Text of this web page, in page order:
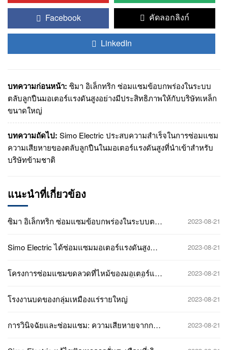
Facebook คัดลอกลิงก์
LinkedIn
บทความก่อนหน้า: ซิมา อิเล็กทริก ซ่อมแซมข้อบกพร่องในระบบ
ตลับลูกปืนมอเตอร์แรงดันสูงอย่างมีประสิทธิภาพให้กับบริษัทเหล็ก
ขนาดใหญ่
บทความถัดไป: Simo Electric ประสบความสำเร็จในการซ่อมแซม
ความเสียหายของตลับลูกปืนในมอเตอร์แรงดันสูงที่นำเข้าสำหรับ
บริษัทข้ามชาติ
แนะนำที่เกี่ยวข้อง
ซิมา อิเล็กทริก ซ่อมแซมข้อบกพร่องในระบบตลับ
2023-08-21
Simo Electric ได้ซ่อมแซมมอเตอร์แรงดันสูง
2023-08-21
โครงการซ่อมแซมขดลวดที่ไหม้ของมอเตอร์แรง
2023-08-21
โรงงานบดของกลุ่มเหมืองแร่รายใหญ่ 2023-08-21
การวินิจฉัยและซ่อมแซม: ความเสียหายจากการ
2023-08-21